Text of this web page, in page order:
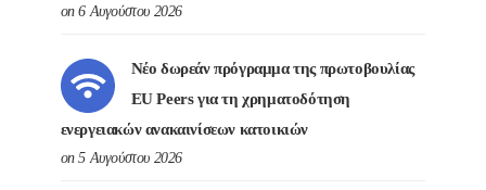
on 6 Αυγούστου 2026
Νέο δωρεάν πρόγραμμα της πρωτοβουλίας
EU Peers για τη χρηματοδότηση
ενεργειακών ανακαινίσεων κατοικιών
on 5 Αυγούστου 2026